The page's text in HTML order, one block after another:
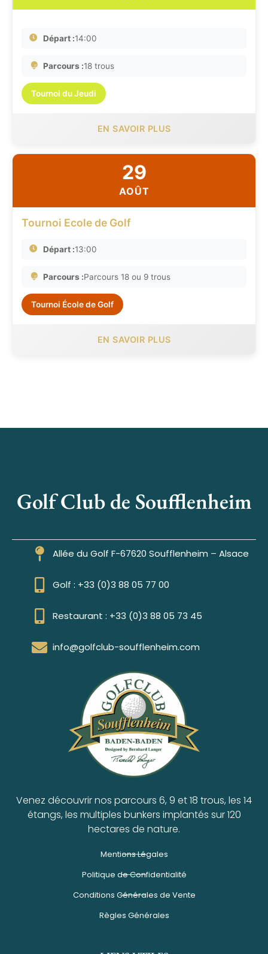
Départ :14:00
Parcours :18 trous
Tournoi du Jeudi
EN SAVOIR PLUS
29
AOÛT
Tournoi Ecole de Golf
Départ :13:00
Parcours :Parcours 18 ou 9 trous
Tournoi École de Golf
EN SAVOIR PLUS
Golf Club de Soufflenheim
Allée du Golf F-67620 Soufflenheim – Alsace
Golf : +33 (0)3 88 05 77 00
Restaurant : +33 (0)3 88 05 73 45
info@golfclub-soufflenheim.com
Venez découvrir nos parcours 6, 9 et 18 trous, les 14
étangs, les multiples bunkers implantés sur 120
hectares de nature.
Mentions Légales
Politique de Confidentialité
Conditions Générales de Vente
Règles Générales